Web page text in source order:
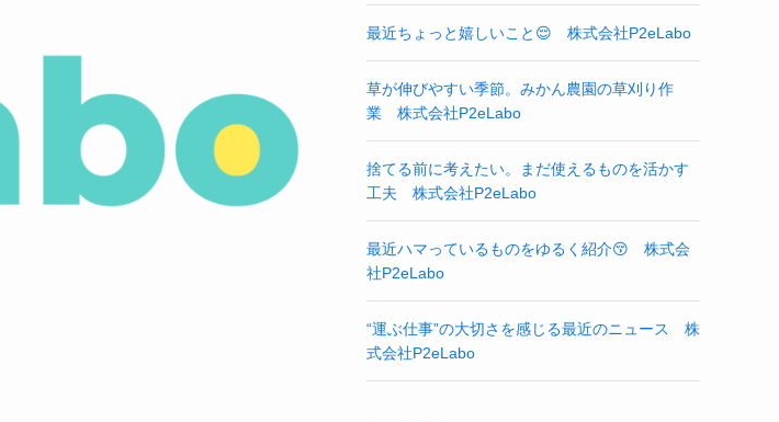
最近ちょっと嬉しいこと😌 株式会社P2eLabo
草が伸びやすい季節。みかん農園の草刈り作
業 株式会社P2eLabo
捨てる前に考えたい。まだ使えるものを活かす
工夫 株式会社P2eLabo
最近ハマっているものをゆるく紹介😚 株式会
社P2eLabo
“運ぶ仕事”の大切さを感じる最近のニュース 株
式会社P2eLabo